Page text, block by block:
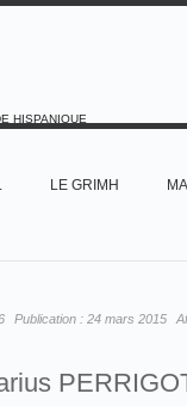
HISPANIQUE
LE GRIMH
Publication : 24 mars 2015